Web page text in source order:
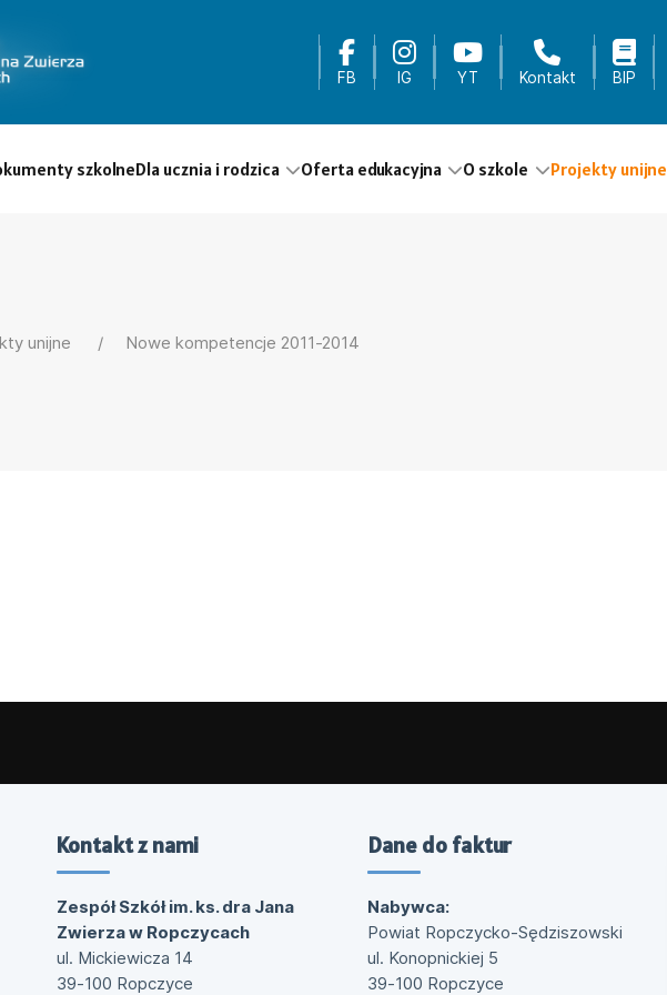
FB IG YT Kontakt BIP
szkolneDla ucznia i rodzica Oferta edukacyjna O szkole Projekty unijne
unijne Nowe kompetencje 2011-2014
Kontakt z nami
Zespół Szkół im. ks. dra Jana
Zwierza w Ropczycach
ul. Mickiewicza 14
39-100 Ropczyce
Dane do faktur
Nabywca:
Powiat Ropczycko-Sędziszowski
ul. Konopnickiej 5
39-100 Ropczyce